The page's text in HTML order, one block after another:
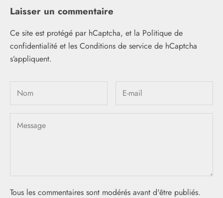
Laisser un commentaire
Ce site est protégé par hCaptcha, et la Politique de
confidentialité et les Conditions de service de hCaptcha
s’appliquent.
Tous les commentaires sont modérés avant d'être publiés.